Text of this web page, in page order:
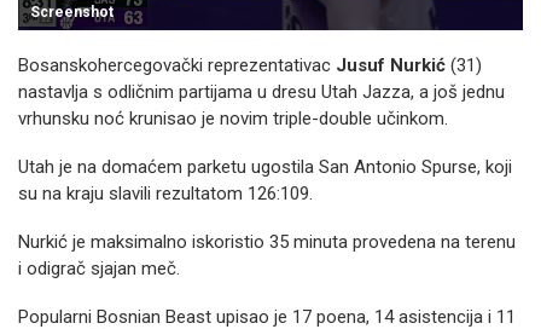
Screenshot
Bosanskohercegovački reprezentativac Jusuf Nurkić (31)
nastavlja s odličnim partijama u dresu Utah Jazza, a još jednu
vrhunsku noć krunisao je novim triple-double učinkom.
Utah je na domaćem parketu ugostila San Antonio Spurse, koji
su na kraju slavili rezultatom 126:109.
Nurkić je maksimalno iskoristio 35 minuta provedena na terenu
i odigrač sjajan meč.
Popularni Bosnian Beast upisao je 17 poena, 14 asistencija i 11